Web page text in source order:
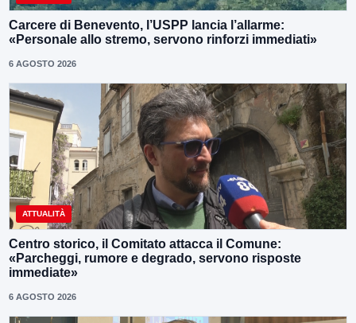
Carcere di Benevento, l’USPP lancia l’allarme:
«Personale allo stremo, servono rinforzi immediati»
6 AGOSTO 2026
ATTUALITÀ
Centro storico, il Comitato attacca il Comune:
«Parcheggi, rumore e degrado, servono risposte
immediate»
6 AGOSTO 2026